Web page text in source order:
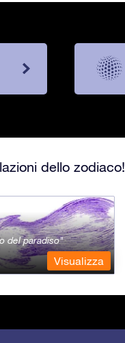
dello zodiaco!
del paradiso
Visualizza